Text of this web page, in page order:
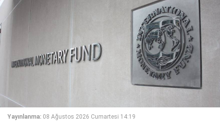
Yayınlanma: 08 Ağustos 2026 Cumartesi 14:19